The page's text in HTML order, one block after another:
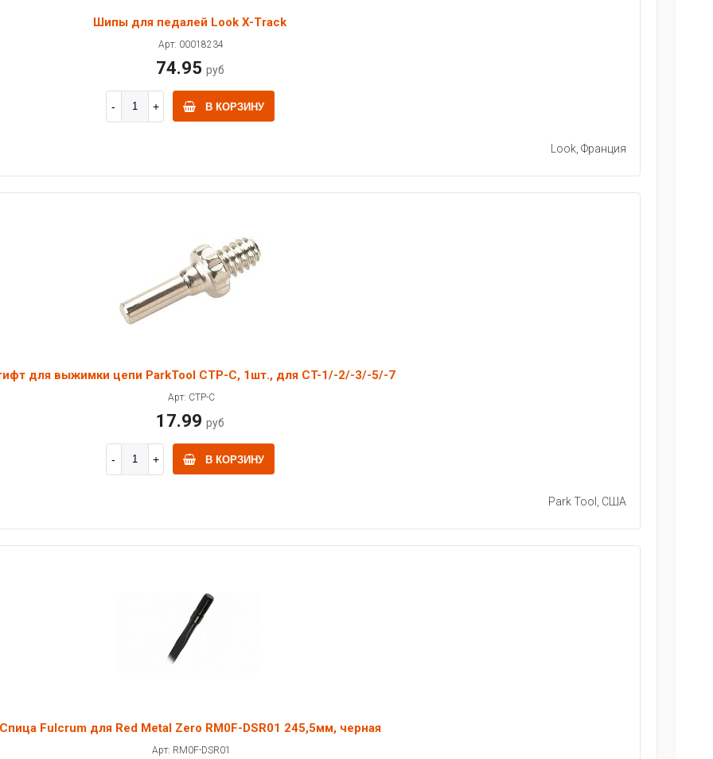
Шипы для педалей Look X-Track
Арт: 00018234
74.95 руб
В КОРЗИНУ
Look, Франция
для выжимки цепи ParkTool CTP-C, 1шт., для CT-1/-2/-3/-5/-7
Арт: CTP-C
17.99 руб
В КОРЗИНУ
Park Tool, США
Спица Fulcrum для Red Metal Zero RM0F-DSR01 245,5мм, черная
Арт: RM0F-DSR01